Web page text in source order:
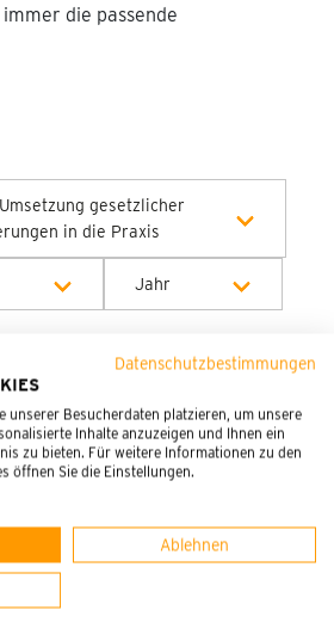
Datenschutzbestimmungen
unserer Besucherdaten platzieren, um unsere
Inhalte anzuzeigen und Ihnen ein
zu bieten. Für weitere Informationen zu den
öffnen Sie die Einstellungen.
Ablehnen
die passende
gesetzlicher
in die Praxis
Jahr
gesetzlicher
im 360° Blick
einen 360° Blick auf die